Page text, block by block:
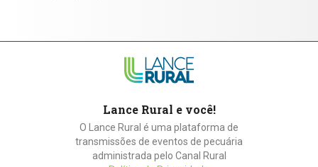
Lance Rural e você!
O Lance Rural é uma plataforma de
transmissões de eventos de pecuária
administrada pelo Canal Rural